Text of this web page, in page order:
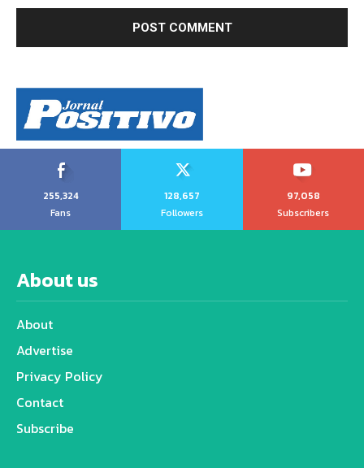
255,324
Fans
128,657
Followers
97,058
Subscribers
About us
About
Advertise
Privacy Policy
Contact
Subscribe